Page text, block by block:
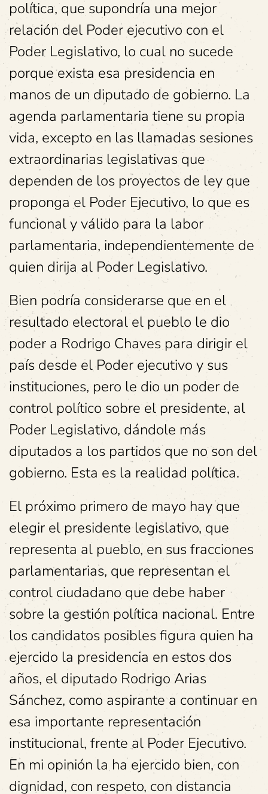
política, que supondría una mejor
relación del Poder ejecutivo con el
Poder Legislativo, lo cual no sucede
porque exista esa presidencia en
manos de un diputado de gobierno. La
agenda parlamentaria tiene su propia
vida, excepto en las llamadas sesiones
extraordinarias legislativas que
dependen de los proyectos de ley que
proponga el Poder Ejecutivo, lo que es
funcional y válido para la labor
parlamentaria, independientemente de
quien dirija al Poder Legislativo.
Bien podría considerarse que en el
resultado electoral el pueblo le dio
poder a Rodrigo Chaves para dirigir el
país desde el Poder ejecutivo y sus
instituciones, pero le dio un poder de
control político sobre el presidente, al
Poder Legislativo, dándole más
diputados a los partidos que no son del
gobierno. Esta es la realidad política.
El próximo primero de mayo hay que
elegir el presidente legislativo, que
representa al pueblo, en sus fracciones
parlamentarias, que representan el
control ciudadano que debe haber
sobre la gestión política nacional. Entre
los candidatos posibles figura quien ha
ejercido la presidencia en estos dos
años, el diputado Rodrigo Arias
Sánchez, como aspirante a continuar en
esa importante representación
institucional, frente al Poder Ejecutivo.
En mi opinión la ha ejercido bien, con
dignidad, con respeto, con distancia